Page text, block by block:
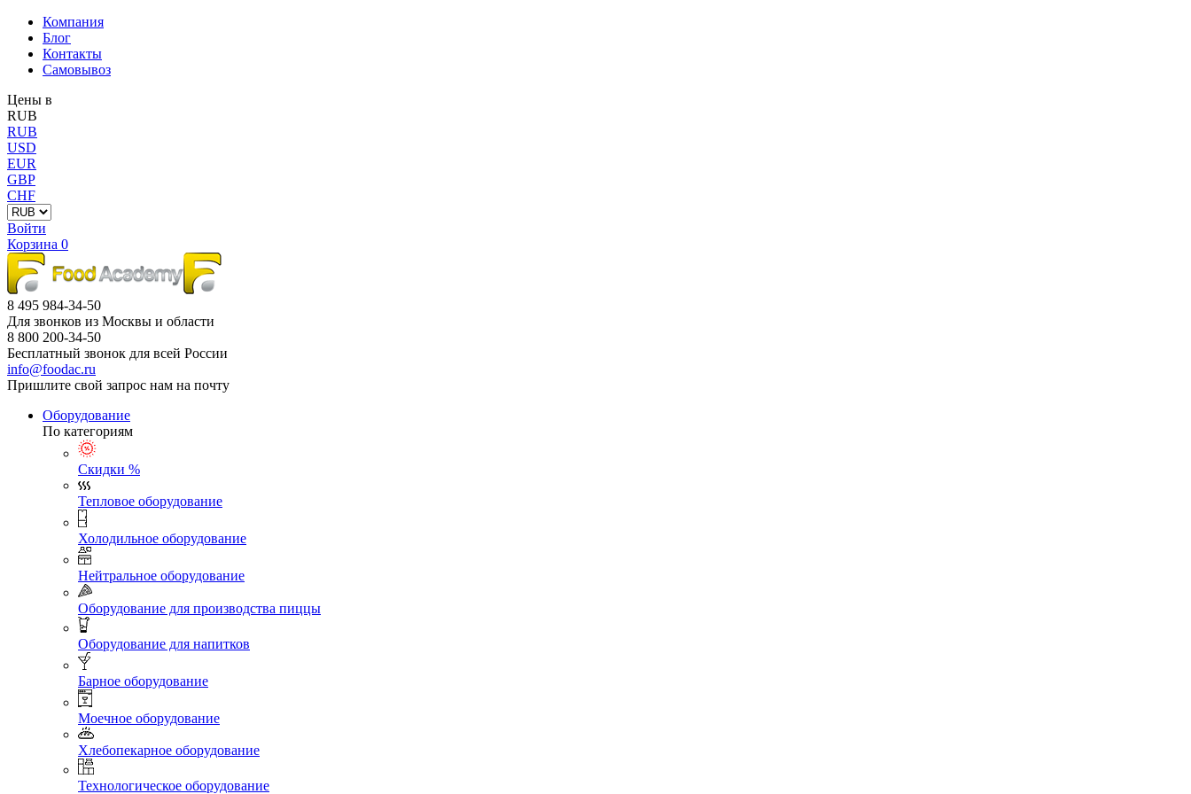
Компания
Блог
Контакты
Самовывоз
Цены в
RUB
RUB
USD
EUR
GBP
CHF
Войти
Корзина 0
8 495 984-34-50
Для звонков из Москвы и области
8 800 200-34-50
Бесплатный звонок для всей России
info@foodac.ru
Пришлите свой запрос нам на почту
Оборудование
По категориям
Скидки %
Тепловое оборудование
Холодильное оборудование
Нейтральное оборудование
Оборудование для производства пиццы
Оборудование для напитков
Барное оборудование
Моечное оборудование
Хлебопекарное оборудование
Технологическое оборудование